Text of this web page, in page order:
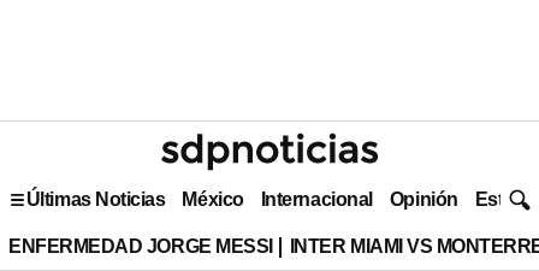
Últimas Noticias México Internacional Opinión Estilo
ENFERMEDAD JORGE MESSI INTER MIAMI VS